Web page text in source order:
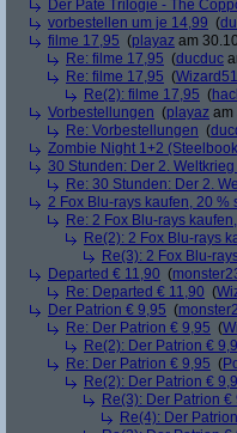
Der Pate Trilogie - The
vorbestellen um je 14,99 (
filme 17,95 (playaz am
Re: filme 17,95 (ducduc
Re: filme 17,95 (Wizard51
Re(2): filme 17,95 (
Vorbestellungen (playaz am
Re: Vorbestellungen (
Zombie Night 1+2
30 Stunden: Der 2.
Re: 30 Stunden: Der 2.
2 Fox Blu-rays kaufen, 20 %
Re: 2 Fox Blu-rays
Re(2): 2 Fox Blu-rays
Re(3): 2 Fox Blu-
Departed € 11,90 (
Re: Departed € 11,90 (
Der Patrion € 9,95 (
Re: Der Patrion € 9,95 (
Re(2): Der Patrion €
Re: Der Patrion € 9,95 (
Re(2): Der Patrion €
Re(3): Der Patrion €
Re(4): Der